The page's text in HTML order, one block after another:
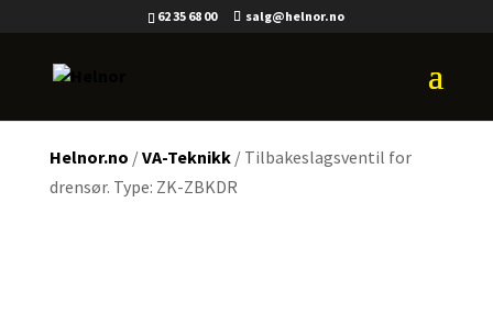
62 35 68 00 salg@helnor.no
Helnor.no /VA-Teknikk/ Tilbakeslagsventil for
drensør. Type: ZK-ZBKDR